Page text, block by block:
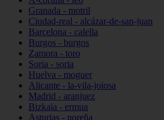
Granada - motril
Ciudad-real - alcázar-de-san-juan
Barcelona - calella
Burgos - burgos
Zamora - toro
Soria - soria
Huelva - moguer
Alicante - la-vila-joiosa
Madrid - aranjuez
Bizkaia - ermua
Asturias - noreña